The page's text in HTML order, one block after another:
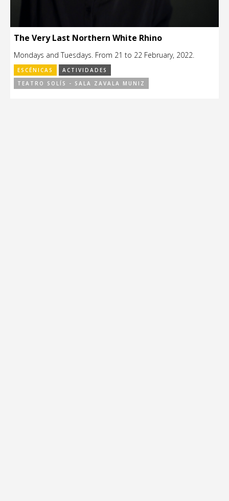
The Very Last Northern White Rhino
Mondays and Tuesdays. From 21 to 22 February, 2022.
ESCÉNICAS
ACTIVIDADES
TEATRO SOLÍS - SALA ZAVALA MUNIZ